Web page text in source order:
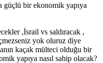
güçlü bir ekonomik yapıya
,İsrail vs saldıracak ,
yok oluruz diye
kaçak mülteci olduğu bir
yapıya nasıl sahip olacak?